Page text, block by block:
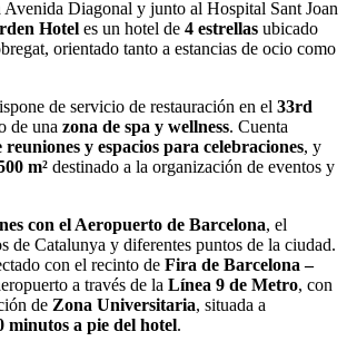
Avenida Diagonal y junto al Hospital Sant Joan
Hotel es un hotel de 4 estrellas ubicado
orientado tanto a estancias de ocio como
de servicio de restauración en el 33rd
de una zona de spa y wellness. Cuenta
reuniones y espacios para celebraciones, y
m² destinado a la organización de eventos y
con el Aeropuerto de Barcelona, el
de Catalunya y diferentes puntos de la ciudad.
con el recinto de Fira de Barcelona –
a través de la Línea 9 de Metro, con
de Zona Universitaria, situada a
minutos a pie del hotel.